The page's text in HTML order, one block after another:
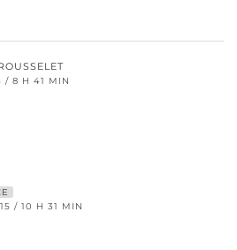
/ 8 H 41 MIN
/ 10 H 31 MIN